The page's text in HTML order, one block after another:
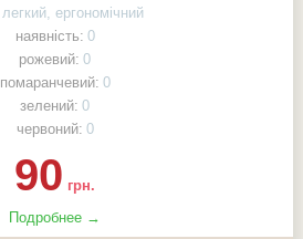
легкий, ергономічний
наявність: 0
рожевий: 0
помаранчевий: 0
зелений: 0
червоний: 0
90 грн.
Подробнее →